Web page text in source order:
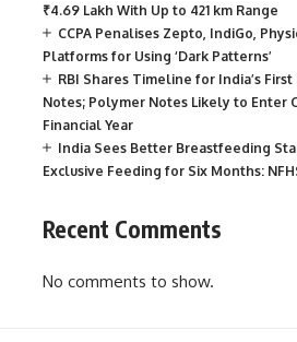
₹4.69 Lakh With Up to 421 km Range
CCPA Penalises Zepto, IndiGo,
Platforms for Using ‘Dark Patterns’
RBI Shares Timeline for India’s
Notes; Polymer Notes Likely to Enter
Financial Year
India Sees Better Breastfeeding
Exclusive Feeding for Six Months:
Recent Comments
No comments to show.